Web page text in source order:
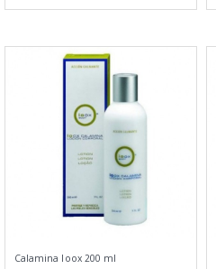
Calamina Ioox 200 ml